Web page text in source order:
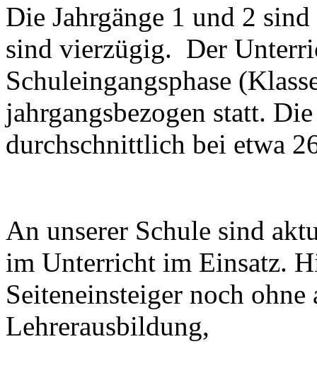
Die Jahrgänge 1 und 2
sind vierzügig. Der
Schuleingangsphase
jahrgangsbezogen statt.
durchschnittlich bei etwa
An unserer Schule sind
im Unterricht im Einsatz.
Seiteneinsteiger noch ohne
Lehrerausbildung,